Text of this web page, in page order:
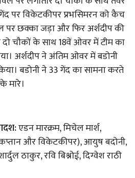
पर विकेटकीपर प्रभसिमरन को कैच
छक्का जड़ा और फिर अर्शदीप की
चौकों के साथ 18वें ओवर में टीम का
अर्शदीप ने अंतिम ओवर में बडोनी
बडोनी ने 33 गेंद का सामना करते
मारे।
एडन मारक्रम, मिचेल मार्श,
और विकेटकीपर), आयुष बदोनी,
ठाकुर, रवि बिश्नोई, दिग्‍वेश राठी